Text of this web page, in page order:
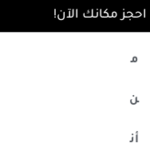
احجز مكانك الآن!
م
ن
أن